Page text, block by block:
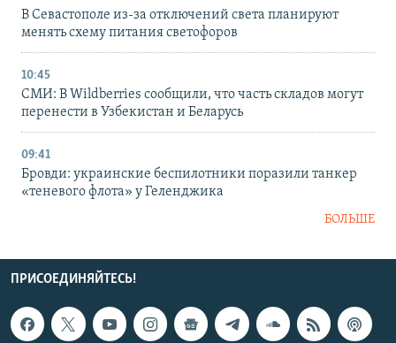
В Севастополе из-за отключений света планируют
менять схему питания светофоров
10:45
СМИ: В Wildberries сообщили, что часть складов могут
перенести в Узбекистан и Беларусь
09:41
Бровди: украинские беспилотники поразили танкер
«теневого флота» у Геленджика
БОЛЬШЕ
ПРИСОЕДИНЯЙТЕСЬ!